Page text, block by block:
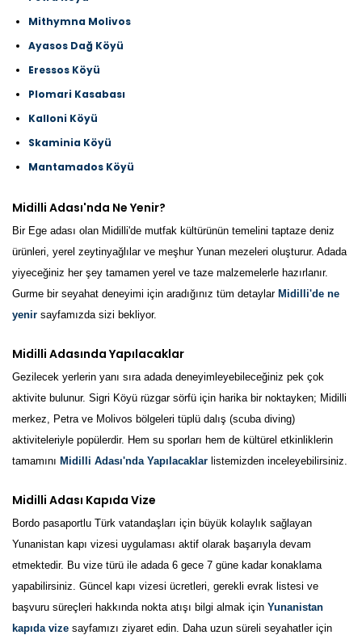
Mithymna Molivos
Ayasos Dağ Köyü
Eressos Köyü
Plomari Kasabası
Kalloni Köyü
Skaminia Köyü
Mantamados Köyü
Midilli Adası'nda Ne Yenir?
Bir Ege adası olan Midilli'de mutfak kültürünün temelini taptaze deniz
ürünleri, yerel zeytinyağlılar ve meşhur Yunan mezeleri oluşturur. Adada
yiyeceğiniz her şey tamamen yerel ve taze malzemelerle hazırlanır.
Gurme bir seyahat deneyimi için aradığınız tüm detaylar Midilli'de ne
yenir sayfamızda sizi bekliyor.
Midilli Adasında Yapılacaklar
Gezilecek yerlerin yanı sıra adada deneyimleyebileceğiniz pek çok
aktivite bulunur. Sigri Köyü rüzgar sörfü için harika bir noktayken; Midilli
merkez, Petra ve Molivos bölgeleri tüplü dalış (scuba diving)
aktiviteleriyle popülerdir. Hem su sporları hem de kültürel etkinliklerin
tamamını Midilli Adası'nda Yapılacaklar listemizden inceleyebilirsiniz.
Midilli Adası Kapıda Vize
Bordo pasaportlu Türk vatandaşları için büyük kolaylık sağlayan
Yunanistan kapı vizesi uygulaması aktif olarak başarıyla devam
etmektedir. Bu vize türü ile adada 6 gece 7 güne kadar konaklama
yapabilirsiniz. Güncel kapı vizesi ücretleri, gerekli evrak listesi ve
başvuru süreçleri hakkında nokta atışı bilgi almak için Yunanistan
kapıda vize sayfamızı ziyaret edin. Daha uzun süreli seyahatler için